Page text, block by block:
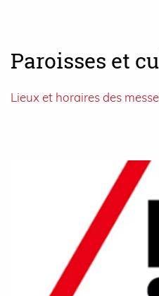
Paroisses et
Lieux et horaires des